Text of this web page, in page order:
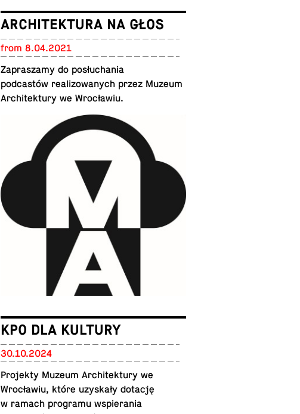
ARCHITEKTURA NA GŁOS
from 8.04.2021
Za­praszamy do posłuchania
podcastów re­al­i­zowanych przez Muzeum
Ar­chitek­tury we Wrocławiu.
KPO DLA KULTURY
30.10.2024
Pro­jekty Muzeum Ar­chitek­tury we
Wrocławiu, które uzyskały dotację
w ramach pro­gramu wspiera­nia